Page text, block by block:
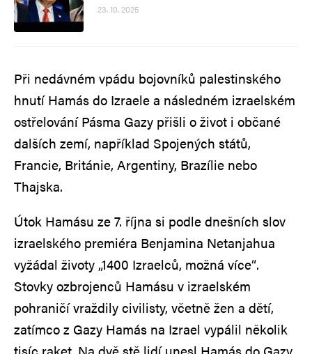
23. 10. 2025
Při nedávném vpádu bojovníků palestinského
hnutí Hamás do Izraele a následném izraelském
ostřelování Pásma Gazy přišli o život i občané
dalších zemí, například Spojených států,
Francie, Británie, Argentiny, Brazílie nebo
Thajska.
Útok Hamásu ze 7. října si podle dnešních slov
izraelského premiéra Benjamina Netanjahua
vyžádal životy „1400 Izraelců, možná více“.
Stovky ozbrojenců Hamásu v izraelském
pohraničí vraždily civilisty, včetně žen a dětí,
zatímco z Gazy Hamás na Izrael vypálil několik